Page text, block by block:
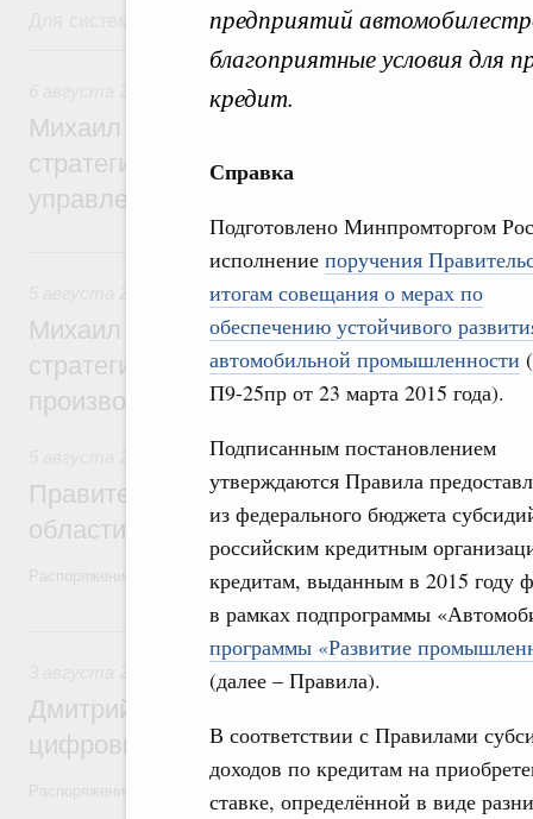
предприятий
благоприятные условия для
кредит.
Справка
Подготовлено Минпромторгом
исполнение поручения
итогам совещания о мерах по
обеспечению устойчивого
автомобильной промышленности
П9-25пр от 23 марта 2015 года).
Подписанным постановлением
утверждаются Правила
из федерального бюджета
российским кредитным
кредитам, выданным в 2015 году
в рамках подпрограммы
программы «Развитие
(далее – Правила).
В соответствии с Правилами
доходов по кредитам на
ставке, определённой в виде
Для системного поиска перейдите в раздел "Поиск по
6 августа, четверг
Технологическое развитие. Инновации
Михаил Мишустин дал поручения по
стратегической сессии о
управления научно-технологическим
5 августа, среда
Вопросы производительности труда и
Михаил Мишустин дал поручения по
стратегической сессии, посвящённой
производительности труда
Национальный проект «Экологическое
Правительство увеличило объём
области в рамках федерального
Распоряжение от 3 августа 2026 года №2067-р
3 августа, понедельник
Регулирование в сфере торговли.
Дмитрий Григоренко возглавил штаб по
цифровых платформ
Распоряжение от 25 июля 2026 года №1966-р